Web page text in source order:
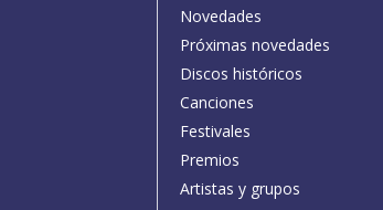
Novedades
Próximas novedades
Discos históricos
Canciones
Festivales
Premios
Artistas y grupos